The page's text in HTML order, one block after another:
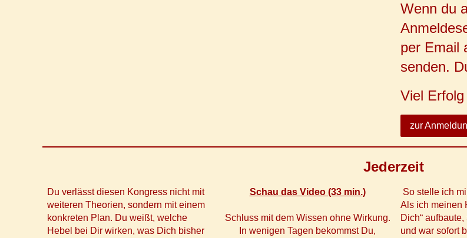
Wenn du
per Email
senden.
Viel Erfolg
zur
Jederzeit
Du verlässt diesen Kongress nicht mit
weiteren Theorien, sondern mit einem
konkreten Plan. Du weißt, welche
Hebel bei Dir wirken, was Dich bisher
Schau das Video (33 min.)
Schluss mit dem Wissen ohne Wirkung.
In wenigen Tagen bekommst Du,
So stelle ich
Als ich meinen
Dich“
und war sofort